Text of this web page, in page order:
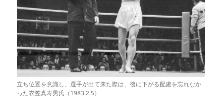
立ち位置を意識し、選手が出て来た際は、後に下がる配慮を忘れなか
った衣笠真寿男氏（1983.2.5）